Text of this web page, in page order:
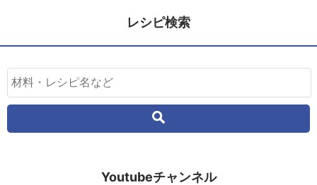
レシピ検索
Youtubeチャンネル